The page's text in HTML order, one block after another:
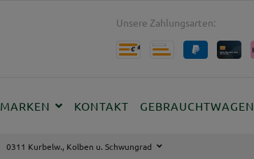
Unsere Zahlungsarten:
MARKEN KONTAKT GEBRAUCHTWAGEN
0311 Kurbelw., Kolben u. Schwungrad